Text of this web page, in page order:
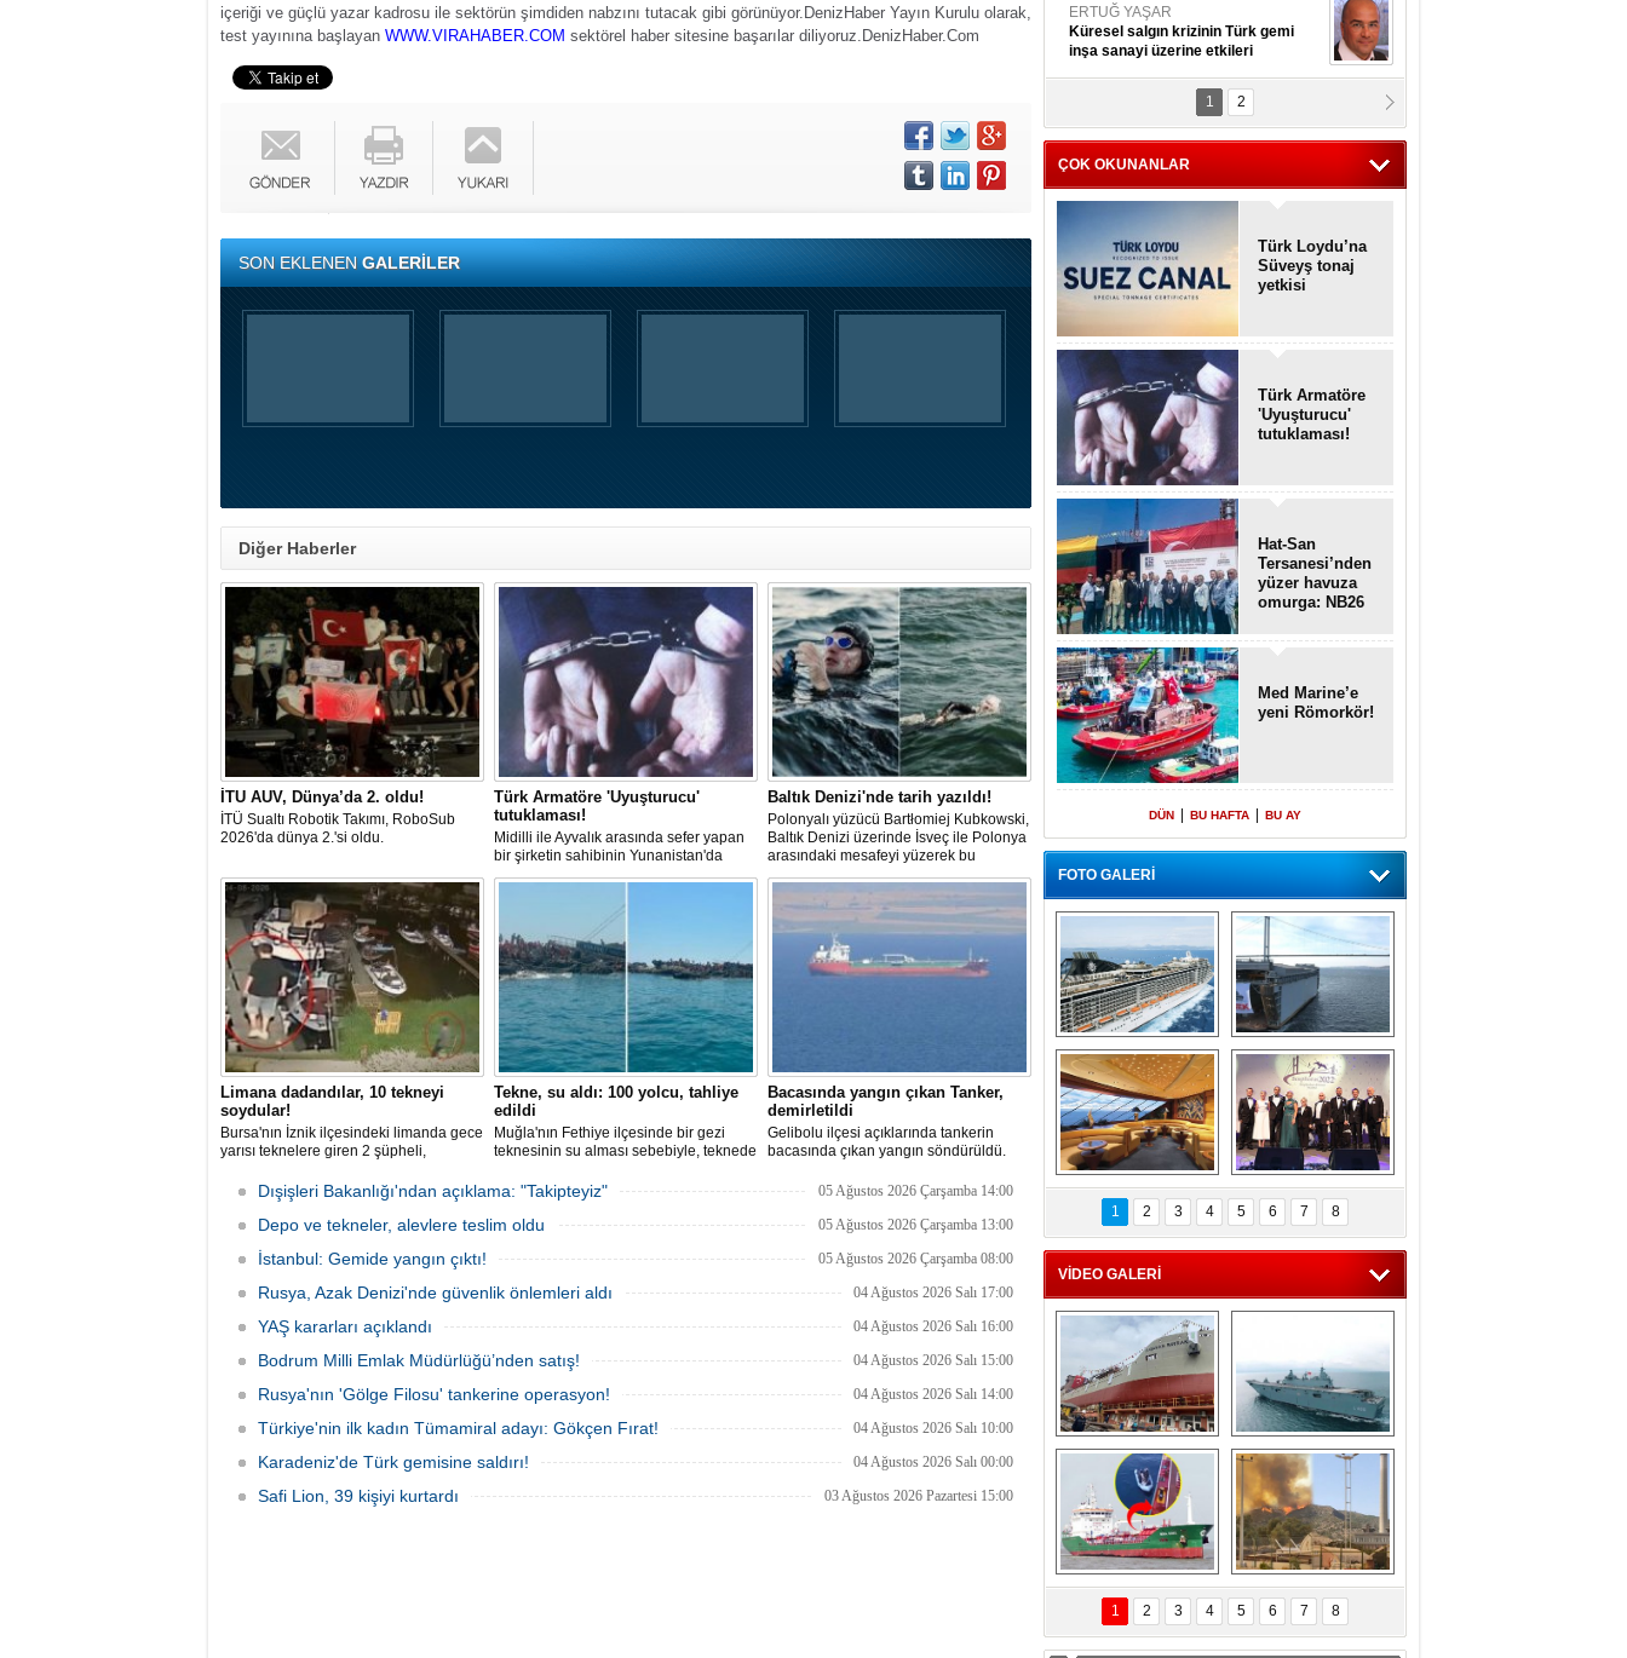
içeriği ve güçlü yazar kadrosu ile sektörün şimdiden nabzını tutacak gibi görünüyor. DenizHaber Yayın Kurulu olarak,
test yayınına başlayan WWW.VIRAHABER.COM sektörel haber sitesine başarılar diliyoruz. DenizHaber.Com
SON EKLENENGALERİLER
Diğer Haberler
İTU AUV, Dünya’da 2. oldu!
İTÜ Sualtı Robotik Takımı, RoboSub
2026'da dünya 2.'si oldu.
Türk Armatöre 'Uyuşturucu'
tutuklaması!
Midilli ile Ayvalık arasında sefer yapan
bir şirketin sahibinin Yunanistan'da
tutuklandığı bildirildi.
Baltık Denizi'nde tarih yazıldı!
Polonyalı yüzücü Bartłomiej Kubkowski,
Baltık Denizi üzerinde İsveç ile Polonya
arasındaki mesafeyi yüzerek bu
başarının ilk örneği olarak tarihe geçti.
Limana dadandılar, 10 tekneyi
soydular!
Bursa'nın İznik ilçesindeki limanda gece
yarısı teknelere giren 2 şüpheli,
çaldı. Olay, güvenlik kameralarına
yansıdı, tekne sahiplerinin ihbarıyla
jandarma inceleme başlattı.
Tekne, su aldı: 100 yolcu, tahliye
edildi
Muğla'nın Fethiye ilçesinde bir gezi
teknesinin su alması sebebiyle, teknede
teknenin batmaması için bölgede
kurtarma çalışması başlatıldı.
Bacasında yangın çıkan Tanker,
demirletildi
Gelibolu ilçesi açıklarında tankerin
bacasında çıkan yangın söndürüldü.
Sahası'na demirletildi.
Dışişleri Bakanlığı'ndan açıklama: "Takipteyiz" 05 Ağustos 2026 Çarşamba 14:00
Depo ve tekneler, alevlere teslim oldu 05 Ağustos 2026 Çarşamba 13:00
İstanbul: Gemide yangın çıktı! 05 Ağustos 2026 Çarşamba 08:00
Rusya, Azak Denizi'nde güvenlik önlemleri aldı 04 Ağustos 2026 Salı 17:00
YAŞ kararları açıklandı 04 Ağustos 2026 Salı 16:00
Bodrum Milli Emlak Müdürlüğü’nden satış! 04 Ağustos 2026 Salı 15:00
Rusya'nın 'Gölge Filosu' tankerine operasyon! 04 Ağustos 2026 Salı 14:00
Türkiye'nin ilk kadın Tümamiral adayı: Gökçen Fırat! 04 Ağustos 2026 Salı 10:00
Karadeniz'de Türk gemisine saldırı! 04 Ağustos 2026 Salı 00:00
Safi Lion, 39 kişiyi kurtardı 03 Ağustos 2026 Pazartesi 15:00
ERTUĞ YAŞAR
Küresel salgın krizinin Türk gemi
inşa sanayi üzerine etkileri
Kpt. MESUT AZMİ GÖKSOY
ithafen...
1 2
ÇOK OKUNANLAR
Türk Loydu’na
Süveyş tonaj
yetkisi
Türk Armatöre
'Uyuşturucu'
tutuklaması!
Hat-San
Tersanesi’nden
yüzer havuza
omurga: NB26
Med Marine’e
yeni Römorkör!
DÜN BU HAFTA BU AY
FOTO GALERİ
“Gemi içinde gemi”
konsepti ile MSC
Splendida
Dünyada tek!
Denizaltı yüzer
havuzu intikal
seyrine başladı
MSC'den 55 milyon
euroluk turizm geliri
müjdesi
5. Bosphorus Ship
Brokers Dinner,
İstanbul’da yapıldı
1 2 3 4 5 6 7 8
VİDEO GALERİ
Çeksan Tersanesi,
Başaran Bayrak
tankerini suya
indirdi
TCG Anadolu,
tersane teknik
seyrini tamamladı
Göçmenlerin
imdadına Türk
sahipli MINA DENIZ
yetişti
Milas’taki yangın
yeniden termik
santrallere doğru
ilerliyor
1 2 3 4 5 6 7 8